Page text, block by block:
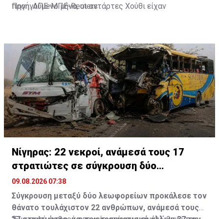
προηγούμενο μήνα, οι αντάρτες Χούθι είχαν
Πηγή: ΑΠΕ-ΜΠΕ-Reuters
Νίγηρας: 22 νεκροί, ανάμεσά τους 17
στρατιώτες σε σύγκρουση δύο
λεωφορείων
09.08.2026 07:38
Σύγκρουση μεταξύ δύο λεωφορείων προκάλεσε τον
θάνατο τουλάχιστον 22 ανθρώπων, ανάμεσά τους